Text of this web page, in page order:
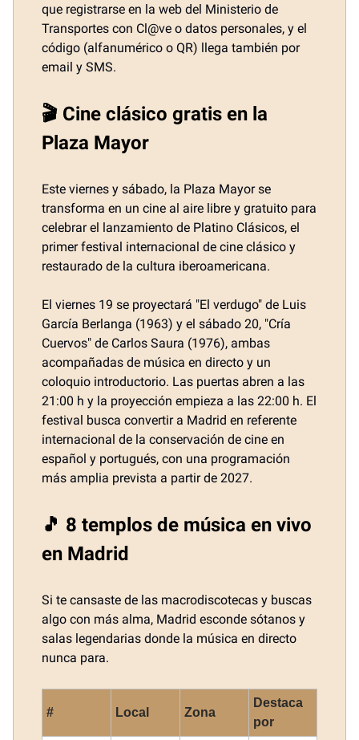
que registrarse en la web del Ministerio de
Transportes con Cl@ve o datos personales, y el
código (alfanumérico o QR) llega también por
email y SMS.
🎬 Cine clásico gratis en la
Plaza Mayor
Este viernes y sábado, la Plaza Mayor se
transforma en un cine al aire libre y gratuito para
celebrar el lanzamiento de Platino Clásicos, el
primer festival internacional de cine clásico y
restaurado de la cultura iberoamericana.
El viernes 19 se proyectará "El verdugo" de Luis
García Berlanga (1963) y el sábado 20, "Cría
Cuervos" de Carlos Saura (1976), ambas
acompañadas de música en directo y un
coloquio introductorio. Las puertas abren a las
21:00 h y la proyección empieza a las 22:00 h. El
festival busca convertir a Madrid en referente
internacional de la conservación de cine en
español y portugués, con una programación
más amplia prevista a partir de 2027.
🎵 8 templos de música en vivo
en Madrid
Si te cansaste de las macrodiscotecas y buscas
algo con más alma, Madrid esconde sótanos y
salas legendarias donde la música en directo
nunca para.
# Local Zona
Destaca
por